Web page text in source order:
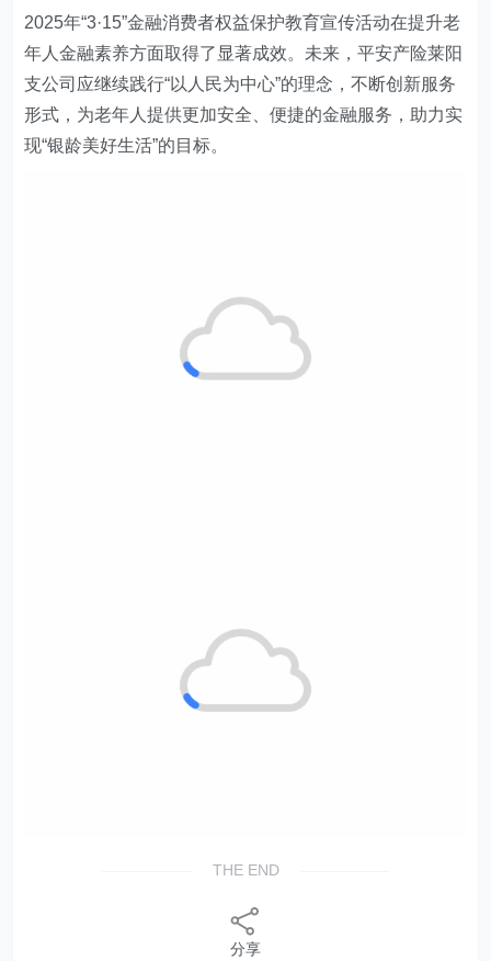
2025年“3·15”金融消费者权益保护教育宣传活动在提升老
年人金融素养方面取得了显著成效。未来，平安产险莱阳
支公司应继续践行“以人民为中心”的理念，不断创新服务
形式，为老年人提供更加安全、便捷的金融服务，助力实
现“银龄美好生活”的目标。
THE END
分享